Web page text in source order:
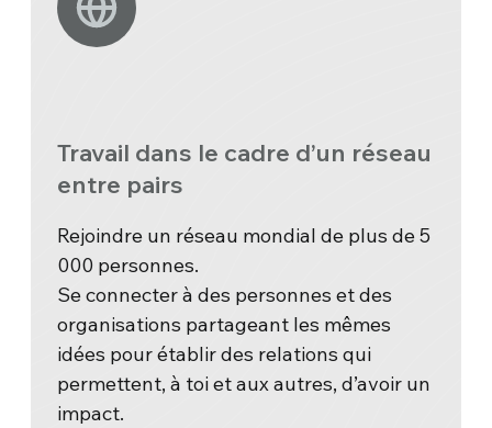
Travail dans le cadre d’un réseau
entre pairs
Rejoindre un réseau mondial de plus de 5
000 personnes.
Se connecter à des personnes et des
organisations partageant les mêmes
idées pour établir des relations qui
permettent, à toi et aux autres, d’avoir un
impact.